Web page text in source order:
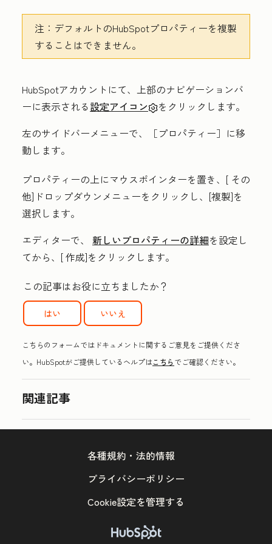
注： デフォルトのHubSpotプロパティーを複製
することはできません。
HubSpotアカウントにて、上部のナビゲーションバ
ーに表示される設定アイコン
をクリックします。
左のサイドバーメニューで、
［プロパティー］ に移
動します。
プロパティーの上にマウスポインターを置き、[ その
他]ドロップダウンメニューをクリックし、[複製]を
選択します。
エディターで、 新しいプロパティーの詳細を設定し
てから、[作成]をクリックします。
この記事はお役に立ちましたか？
はい いいえ
こちらのフォームではドキュメントに関するご意見をご提供くださ
い。HubSpotがご提供しているヘルプはこちらでご確認ください。
関連記事
各種規約・法的情報
プライバシーポリシー
Cookie設定を管理する